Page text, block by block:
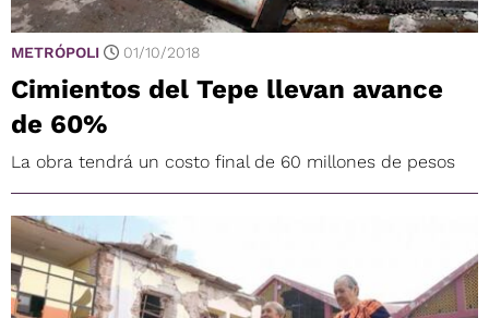
METRÓPOLI 01/10/2018
Cimientos del Tepe llevan avance
de 60%
La obra tendrá un costo final de 60 millones de pesos